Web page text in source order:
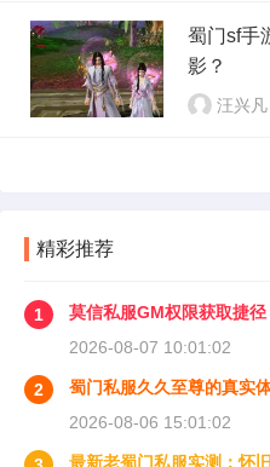
蜀门sf手
影？
汪兴凡
精彩推荐
1
莫信私服GM权限获取捷径
2026-08-07 10:01:02
2
蜀门私服久久至尊的真实
2026-08-06 15:01:02
最新老蜀门私服实测：怀